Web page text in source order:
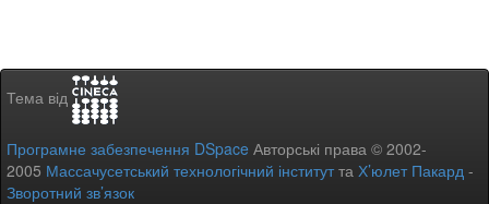
Тема від
Програмне забезпечення DSpace Авторські права © 2002-
2005 Массачусетський технологічний інститутта Х’юлет Пакард -
Зворотний зв’язок